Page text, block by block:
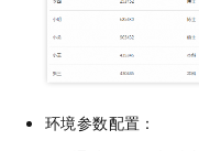
环境参数配置：